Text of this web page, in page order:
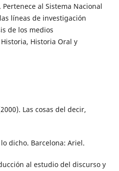
al Sistema Nacional
líneas de investigación
de los medios
Historia Oral y
Las cosas del decir,
dicho. Barcelona: Ariel.
al estudio del discurso y